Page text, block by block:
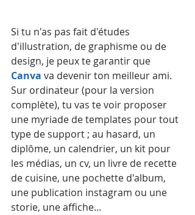
Si tu n'as pas fait d'études
d'illustration, de graphisme ou de
design, je peux te garantir que
Canva va devenir ton meilleur ami.
Sur ordinateur (pour la version
complète), tu vas te voir proposer
une myriade de templates pour tout
type de support ; au hasard, un
diplôme, un calendrier, un kit pour
les médias, un cv, un livre de recette
de cuisine, une pochette d'album,
une publication instagram ou une
storie, une affiche...